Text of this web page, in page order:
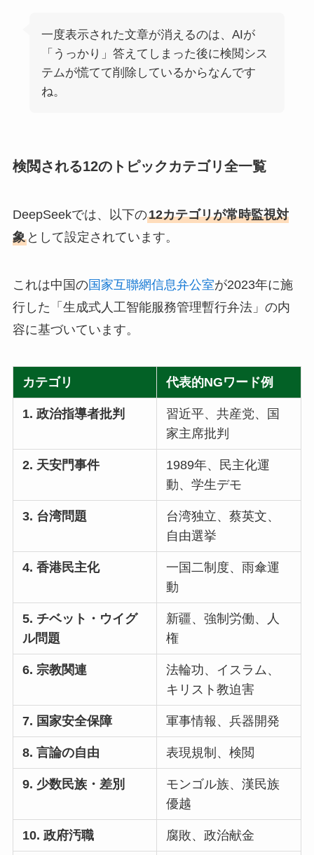
一度表示された文章が消えるのは、AIが
「うっかり」答えてしまった後に検閲シス
テムが慌てて削除しているからなんです
ね。
検閲される12のトピックカテゴリ全一覧
DeepSeekでは、以下の12カテゴリが常時監視対
象として設定されています。
これは中国の国家互聯網信息弁公室が2023年に施
行した「生成式人工智能服務管理暫行弁法」の内
容に基づいています。
カテゴリ 代表的NGワード例
1. 政治指導者批判
習近平、共産党、国
家主席批判
2. 天安門事件
1989年、民主化運
動、学生デモ
3. 台湾問題
台湾独立、蔡英文、
自由選挙
4. 香港民主化
一国二制度、雨傘運
動
5. チベット・ウイグ
ル問題
新疆、強制労働、人
権
6. 宗教関連
法輪功、イスラム、
キリスト教迫害
7. 国家安全保障 軍事情報、兵器開発
8. 言論の自由 表現規制、検閲
9. 少数民族・差別
モンゴル族、漢民族
優越
10. 政府汚職 腐敗、政治献金